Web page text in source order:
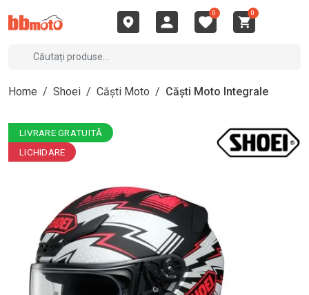
0 0
Home / Shoei / Căști Moto / Căști Moto Integrale
LIVRARE GRATUITĂ
LICHIDARE